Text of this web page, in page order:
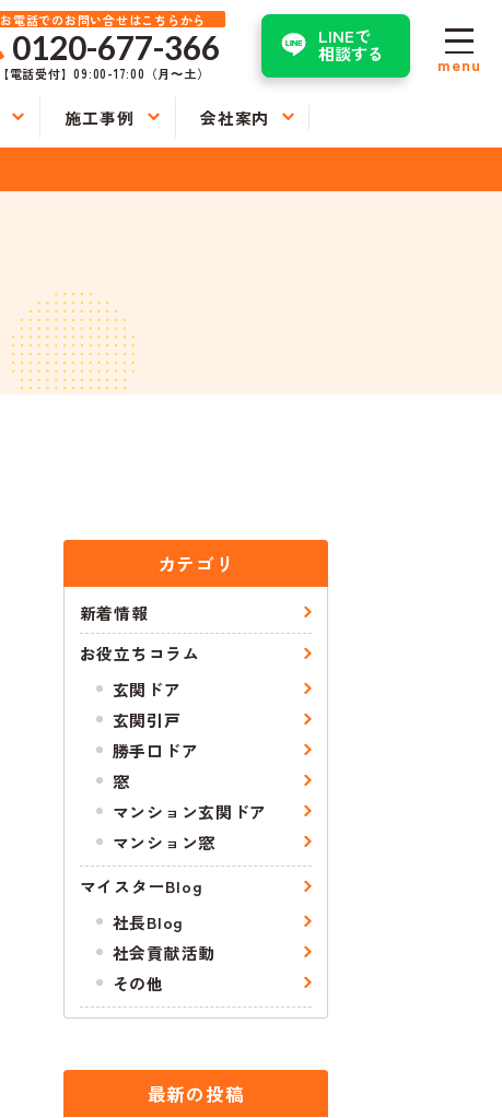
お電話でのお問い合せはこちらから
0120-677-366
【電話受付】09:00-17:00（月〜土）
LINEで
相談する
施工事例 会社案内
menu
カテゴリ
新着情報
お役立ちコラム
玄関ドア
玄関引戸
勝手口ドア
窓
マンション玄関ドア
マンション窓
マイスターBlog
社長Blog
社会貢献活動
その他
最新の投稿